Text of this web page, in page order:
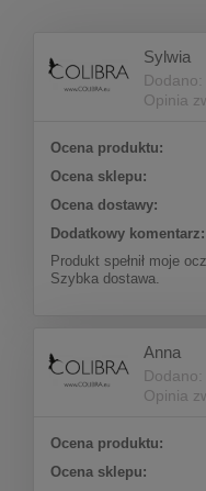
Kolczyki
136,00 zł
Sylwia
Opinia
Ocena produktu:
Ocena sklepu:
Ocena dostawy:
Dodatkowy komentarz:
Produkt spełnił moje
Szybka dostawa.
Anna
Opinia
Ocena produktu:
Ocena sklepu: